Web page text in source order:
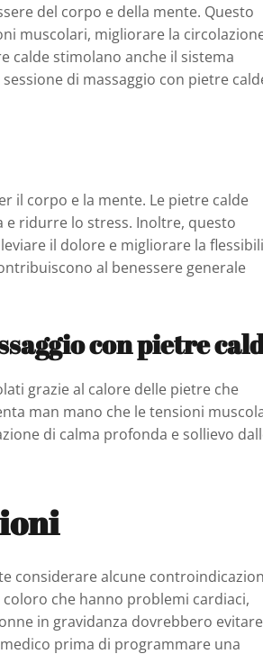
del corpo e della mente. Questo
muscolari, migliorare la
calde stimolano anche il sistema
di massaggio con pietre
il corpo e la mente. Le pietre calde
e ridurre lo stress. Inoltre, questo
il dolore e migliorare la
al benessere generale
con pietre
grazie al calore delle pietre che
man mano che le tensioni
di calma profonda e sollievo
considerare alcune
che hanno problemi cardiaci,
in gravidanza dovrebbero evitare
prima di programmare una